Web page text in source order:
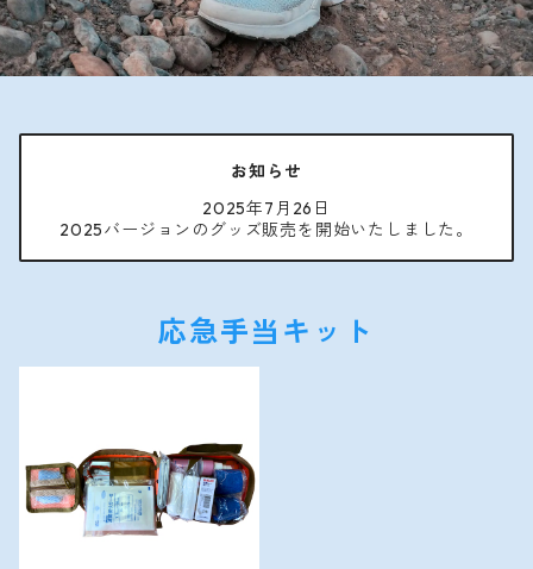
お知らせ
2025年7月26日
2025バージョンのグッズ販売を開始いたしました。
応急手当キット